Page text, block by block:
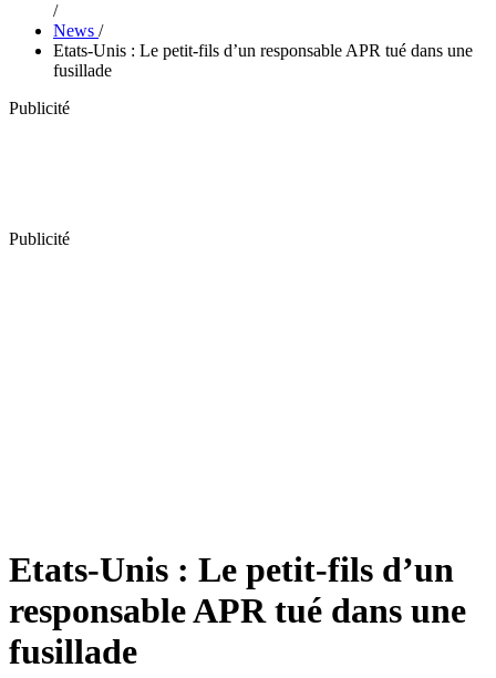
/
News /
Etats-Unis : Le petit-fils d’un responsable APR tué dans une
fusillade
Publicité
Publicité
Etats-Unis : Le petit-fils d’un
responsable APR tué dans une
fusillade